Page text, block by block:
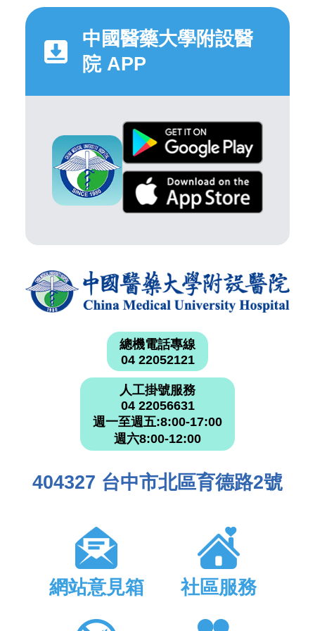
中國醫藥大學附設醫
院 APP
總機電話專線
04 22052121
人工掛號服務
04 22056631
週一至週五:8:00-17:00
週六8:00-12:00
404327 台中市北區育德路2號
網站意見箱 社區服務